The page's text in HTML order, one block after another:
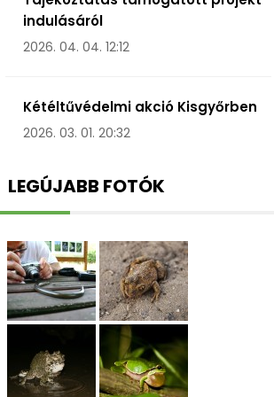
indulásáról
2026. 04. 04. 12:12
Kétéltűvédelmi akció Kisgyőrben
2026. 03. 01. 20:32
LEGÚJABB FOTÓK